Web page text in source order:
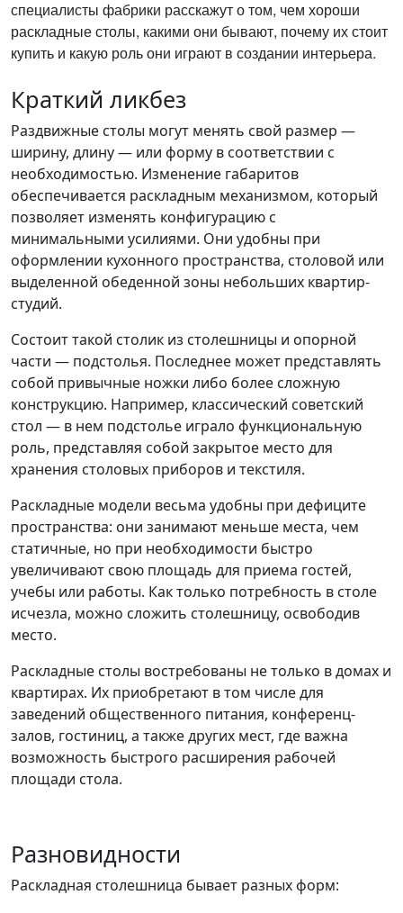
специалисты фабрики расскажут о том, чем хороши
раскладные столы, какими они бывают, почему их стоит
купить и какую роль они играют в создании интерьера.
Краткий ликбез
Раздвижные столы могут менять свой размер —
ширину, длину — или форму в соответствии с
необходимостью. Изменение габаритов
обеспечивается раскладным механизмом, который
позволяет изменять конфигурацию с
минимальными усилиями. Они удобны при
оформлении кухонного пространства, столовой или
выделенной обеденной зоны небольших квартир-
студий.
Состоит такой столик из столешницы и опорной
части — подстолья. Последнее может представлять
собой привычные ножки либо более сложную
конструкцию. Например, классический советский
стол — в нем подстолье играло функциональную
роль, представляя собой закрытое место для
хранения столовых приборов и текстиля.
Раскладные модели весьма удобны при дефиците
пространства: они занимают меньше места, чем
статичные, но при необходимости быстро
увеличивают свою площадь для приема гостей,
учебы или работы. Как только потребность в столе
исчезла, можно сложить столешницу, освободив
место.
Раскладные столы востребованы не только в домах и
квартирах. Их приобретают в том числе для
заведений общественного питания, конференц-
залов, гостиниц, а также других мест, где важна
возможность быстрого расширения рабочей
площади стола.
Разновидности
Раскладная столешница бывает разных форм: